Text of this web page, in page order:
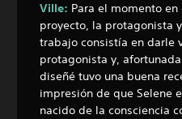
Ville: Para el momento
proyecto, la protagonista
trabajo consistía en darle
protagonista y,
diseñé tuvo una buena
impresión de que Selene
nacido de la consciencia